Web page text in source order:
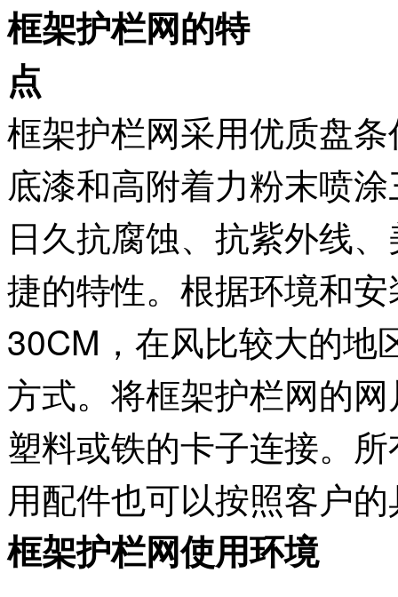
框架护栏网的特
框架护栏网采用优质盘
底漆和高附着力粉末喷
日久抗腐蚀、抗紫外线
捷的特性。根据环境和
30CM，在风比较大的地
方式。将框架护栏网的
塑料或铁的卡子连接。
用配件也可以按照客户
框架护栏网使用环境